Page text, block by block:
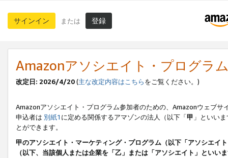
サインイン または 登録
Amazonアソシエイト・プログラ
改定日: 2026/4/20(主な改定内容はこちらをご覧ください。)
Amazonアソシエイト・プログラム参加者のための、Amazonウェブサ
申込者は 別紙1 に定める関係するアマゾンの法人（以下「甲 」といい
とができます。
甲のアソシエイト・マーケティング・プログラム（以下「アソシエイ
（以下、当該個人または企業を「乙」または「アソシエイト」とい